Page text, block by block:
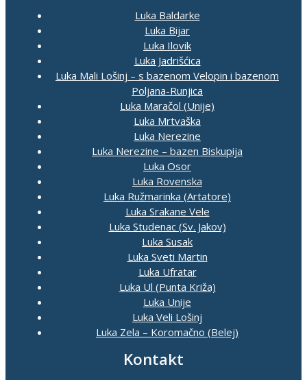
Luka Baldarke
Luka Bijar
Luka Ilovik
Luka Jadrišćica
Luka Mali Lošinj – s bazenom Velopin i bazenom
Poljana-Runjica
Luka Maračol (Unije)
Luka Mrtvaška
Luka Nerezine
Luka Nerezine – bazen Biskupija
Luka Osor
Luka Rovenska
Luka Ružmarinka (Artatore)
Luka Srakane Vele
Luka Studenac (Sv. Jakov)
Luka Susak
Luka Sveti Martin
Luka Ufratar
Luka Ul (Punta Križa)
Luka Unije
Luka Veli Lošinj
Luka Zela – Koromačno (Belej)
Kontakt